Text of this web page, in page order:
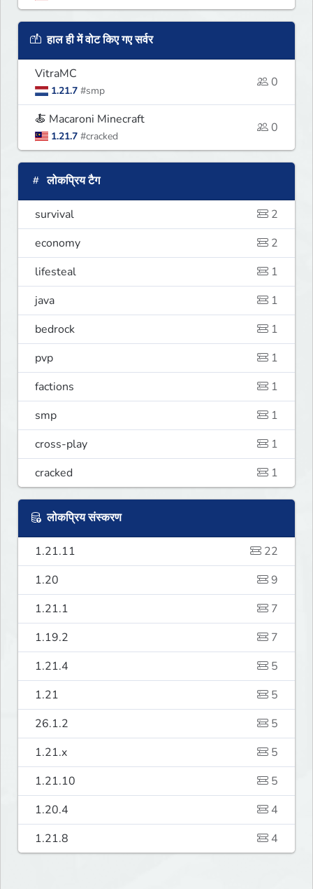
हाल ही में वोट किए गए सर्वर
VitraMC
1.21.7 #smp
0
🍝 Macaroni Minecraft
1.21.7 #cracked
0
लोकप्रिय टैग
survival
2
economy
2
lifesteal
1
java
1
bedrock
1
pvp
1
factions
1
smp
1
cross-play
1
cracked
1
लोकप्रिय संस्करण
1.21.11
22
1.20
9
1.21.1
7
1.19.2
7
1.21.4
5
1.21
5
26.1.2
5
1.21.x
5
1.21.10
5
1.20.4
4
1.21.8
4